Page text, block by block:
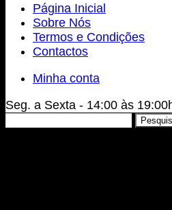
Página Inicial
Sobre Nós
Termos e Condições
Contactos
Minha conta
Seg. a Sexta - 14:00 às